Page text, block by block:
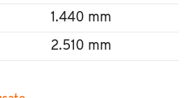
1.440 mm
2.510 mm